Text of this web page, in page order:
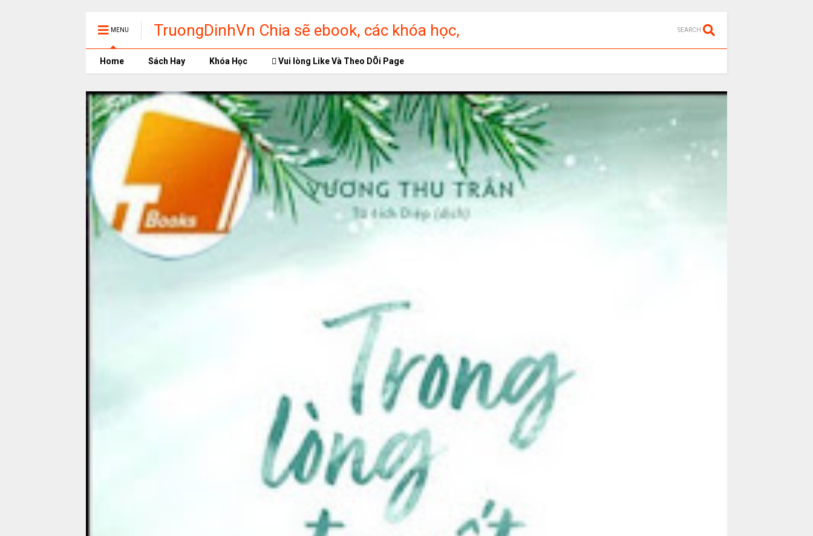
MENU
TruongDinhVn Chia sẽ ebook, các khóa học,
phần mềm học tập miễn phí
SEARCH
Home Sách Hay Khóa Học Vui lòng Like Và Theo DÕi Page